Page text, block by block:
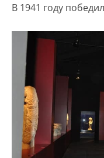
В 1941 году